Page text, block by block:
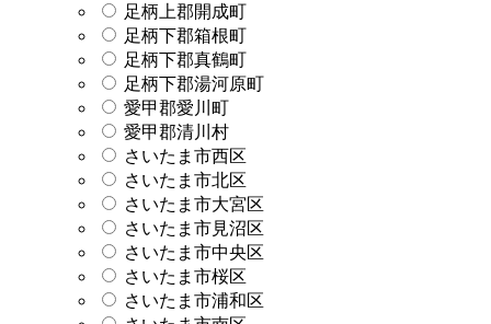
足柄上郡開成町
足柄下郡箱根町
足柄下郡真鶴町
足柄下郡湯河原町
愛甲郡愛川町
愛甲郡清川村
さいたま市西区
さいたま市北区
さいたま市大宮区
さいたま市見沼区
さいたま市中央区
さいたま市桜区
さいたま市浦和区